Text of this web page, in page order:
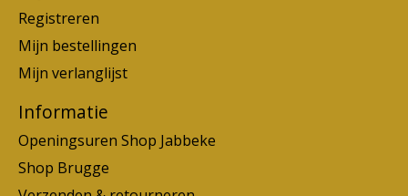
Registreren
Mijn bestellingen
Mijn verlanglijst
Informatie
Openingsuren Shop Jabbeke
Shop Brugge